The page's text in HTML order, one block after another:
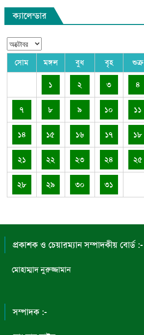
ক্যালেন্ডার
সোম মঙ্গল বুধ বৃহ শুক্র
১ ২ ৩ ৪
৭ ৮ ৯ ১০ ১১
১৪ ১৫ ১৬ ১৭ ১৮
২১ ২২ ২৩ ২৪ ২৫
২৮ ২৯ ৩০ ৩১
প্রকাশক ও চেয়ারম্যান সম্পাদকীয় বোর্ড :-
মোহাম্মাদ নুরুজ্জামান
সম্পাদক :-